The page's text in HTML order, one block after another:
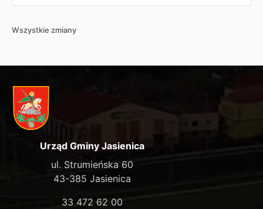
Wszystkie zmiany
Urząd Gminy Jasienica
ul. Strumieńska 60
43-385 Jasienica
33 472 62 00